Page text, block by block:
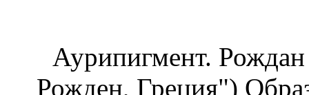
Аурипигмент.
Рожден, Греция")